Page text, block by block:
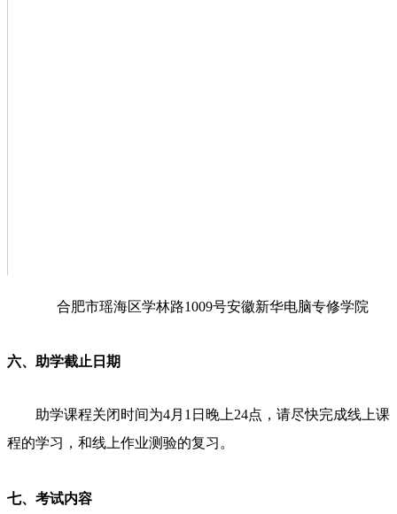
合肥市瑶海区学林路1009号安徽新华电脑专修学院
六、助学截止日期
助学课程关闭时间为4月1日晚上24点，请尽快完成线上课
程的学习，和线上作业测验的复习。
七、考试内容